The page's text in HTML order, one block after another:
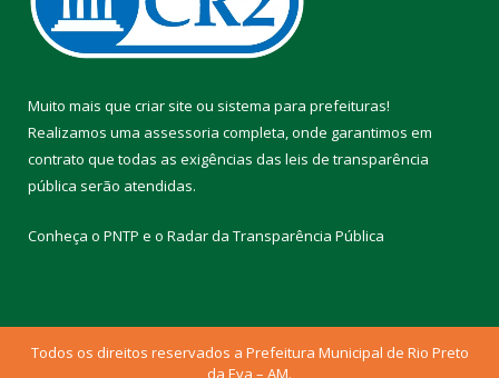
Muito mais que criar site ou sistema para prefeituras!
Realizamos uma assessoria completa, onde garantimos em
contrato que todas as exigências das leis de transparência
pública serão atendidas.
Conheça o PNTP e o Radar da Transparência Pública
Todos os direitos reservados a Prefeitura Municipal de Rio Preto